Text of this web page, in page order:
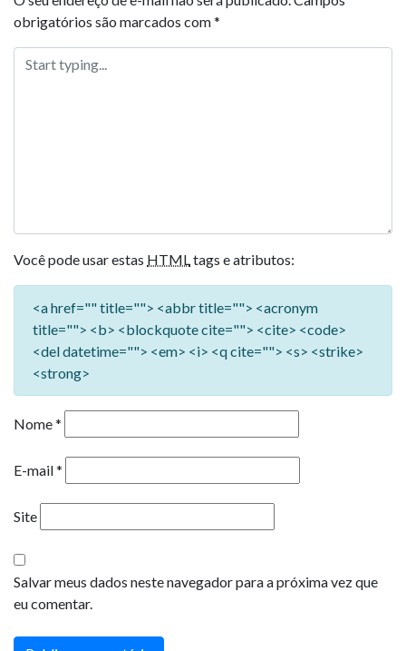
obrigatórios são marcados com*
Você pode usar estas HTMLtags e atributos:
<a href="" title=""> <abbr title=""> <acronym
title=""> <b> <blockquote cite=""> <cite> <code>
<del datetime=""> <em> <i> <q cite=""> <s> <strike>
<strong>
Nome*
E-mail*
Site
Salvar meus dados neste navegador para a próxima vez que
eu comentar.